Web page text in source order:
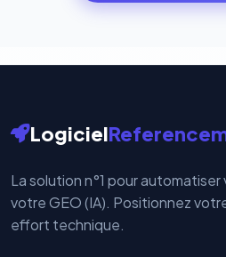
Logiciel
La solution n°1 pour
votre GEO (IA). Positionnez
effort technique.